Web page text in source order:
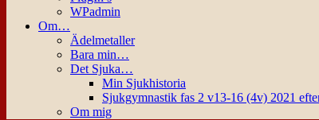
WPadmin
Om…
Ädelmetaller
Bara min…
Det Sjuka…
Min Sjukhistoria
Sjukgymnastik fas 2 v13-16 (4v) 2021
Om mig